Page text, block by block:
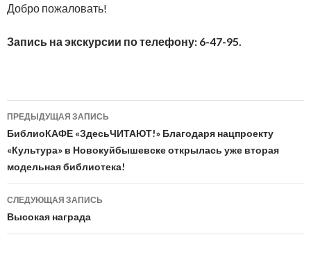
Добро пожаловать!
Запись на экскурсии по телефону: 6-47-95.
Навигация
по
записям
ПРЕДЫДУЩАЯ ЗАПИСЬ
БиблиоКАФЕ «ЗдесьЧИТАЮТ!» Благодаря нацпроекту
«Культура» в Новокуйбышевске открылась уже вторая
модельная библиотека!
СЛЕДУЮЩАЯ ЗАПИСЬ
Высокая награда